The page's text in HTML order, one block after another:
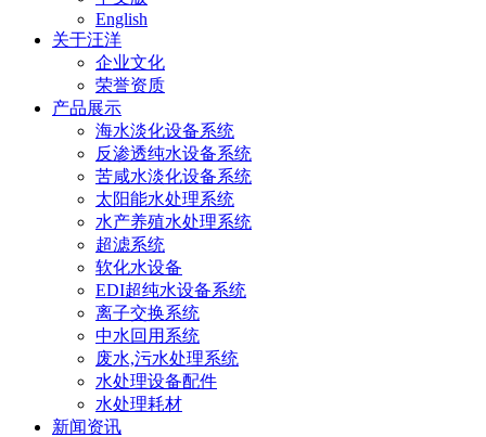
English
关于汪洋
企业文化
荣誉资质
产品展示
海水淡化设备系统
反渗透纯水设备系统
苦咸水淡化设备系统
太阳能水处理系统
水产养殖水处理系统
超滤系统
软化水设备
EDI超纯水设备系统
离子交换系统
中水回用系统
废水,污水处理系统
水处理设备配件
水处理耗材
新闻资讯